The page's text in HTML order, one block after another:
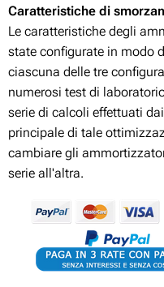
Caratteristiche di
Le caratteristiche degli
state configurate in modo
ciascuna delle tre
numerosi test di
serie di calcoli effettuati
principale di tale
cambiare gli
serie all'altra.